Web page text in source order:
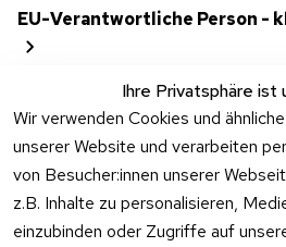
EU-Verantwortliche Person -
Ihre Privatsphäre ist
Wir verwenden Cookies und
unserer Website und verarbeiten
von Besucher:innen unserer
z.B. Inhalte zu personalisieren,
einzubinden oder Zugriffe auf